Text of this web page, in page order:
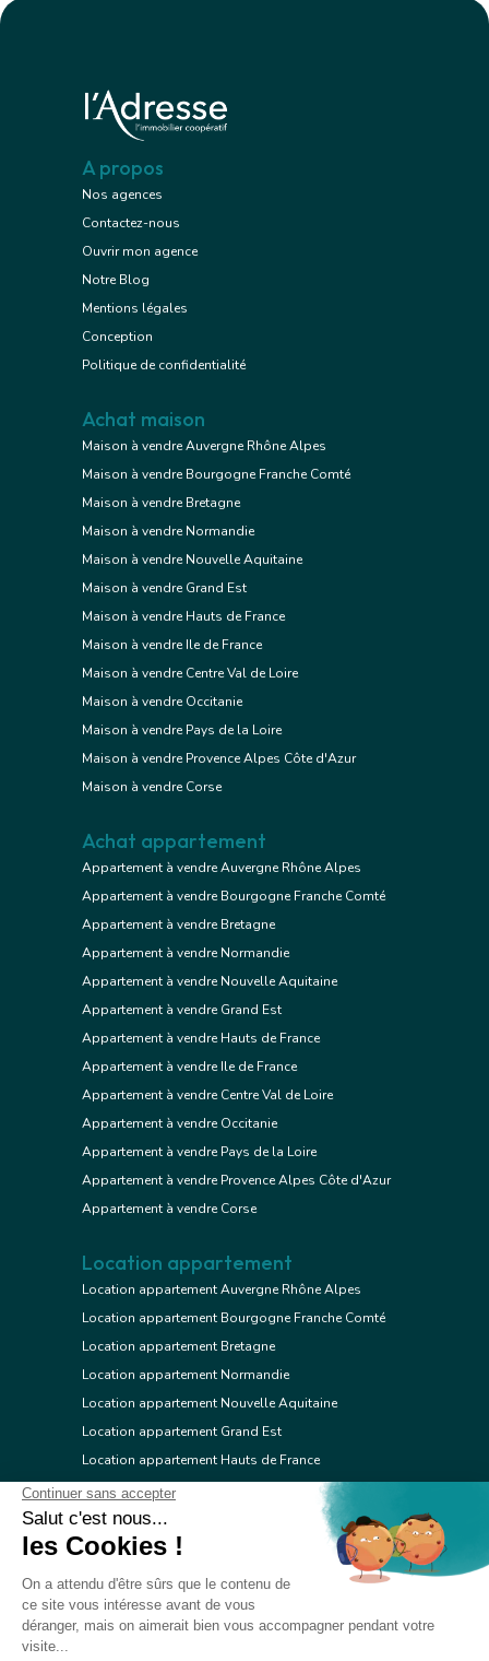
A propos
Nos agences
Contactez-nous
Ouvrir mon agence
Notre Blog
Mentions légales
Conception
Politique de confidentialité
Achat maison
Maison à vendre Auvergne Rhône Alpes
Maison à vendre Bourgogne Franche Comté
Maison à vendre Bretagne
Maison à vendre Normandie
Maison à vendre Nouvelle Aquitaine
Maison à vendre Grand Est
Maison à vendre Hauts de France
Maison à vendre Ile de France
Maison à vendre Centre Val de Loire
Maison à vendre Occitanie
Maison à vendre Pays de la Loire
Maison à vendre Provence Alpes Côte d'Azur
Maison à vendre Corse
Achat appartement
Appartement à vendre Auvergne Rhône Alpes
Appartement à vendre Bourgogne Franche Comté
Appartement à vendre Bretagne
Appartement à vendre Normandie
Appartement à vendre Nouvelle Aquitaine
Appartement à vendre Grand Est
Appartement à vendre Hauts de France
Appartement à vendre Ile de France
Appartement à vendre Centre Val de Loire
Appartement à vendre Occitanie
Appartement à vendre Pays de la Loire
Appartement à vendre Provence Alpes Côte d'Azur
Appartement à vendre Corse
Location appartement
Location appartement Auvergne Rhône Alpes
Location appartement Bourgogne Franche Comté
Location appartement Bretagne
Location appartement Normandie
Location appartement Nouvelle Aquitaine
Location appartement Grand Est
Location appartement Hauts de France
Location appartement Ile de France
Location appartement Centre Val de Loire
Location appartement Occitanie
Location appartement Provence Alpes Côte d'Azur
Location appartement Corse